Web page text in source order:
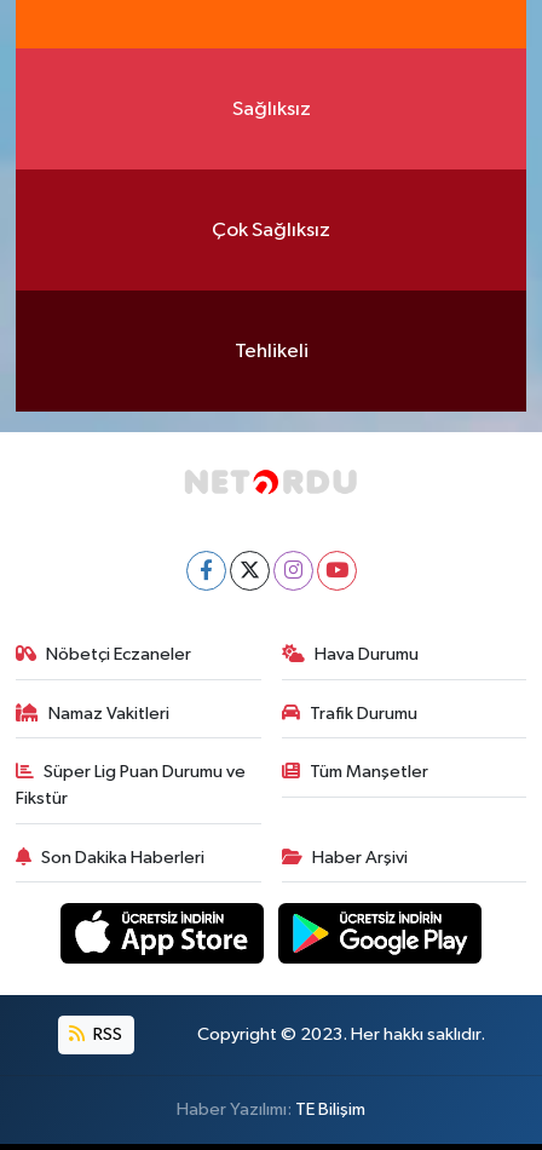
Sağlıksız
Çok Sağlıksız
Tehlikeli
Nöbetçi Eczaneler Hava Durumu
Namaz Vakitleri Trafik Durumu
Süper Lig Puan Durumu ve
Fikstür
Tüm Manşetler
Son Dakika Haberleri Haber Arşivi
RSS Copyright © 2023. Her hakkı saklıdır.
Haber Yazılımı: TE Bilişim